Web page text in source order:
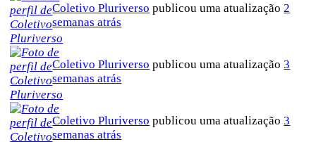
Coletivo Pluriverso publicou uma atualização2
semanas atrás
Coletivo Pluriverso publicou uma atualização3
semanas atrás
Coletivo Pluriverso publicou uma atualização3
semanas atrás